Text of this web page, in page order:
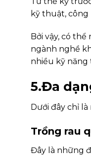
kỹ thuật, công
Bởi vậy, có
ngành nghề
nhiều kỹ năng
5.Đa
Dưới đây chỉ
Trồng rau
Đây là những